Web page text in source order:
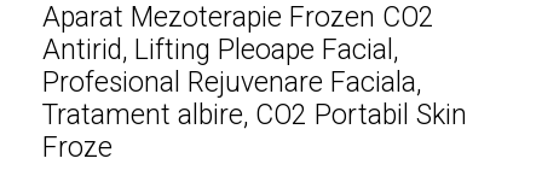
Aparat Mezoterapie Frozen CO2
Antirid, Lifting Pleoape Facial,
Profesional Rejuvenare Faciala,
Tratament albire, CO2 Portabil Skin
Froze